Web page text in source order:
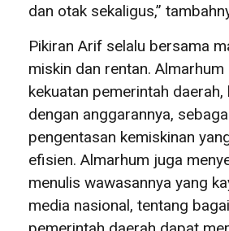
dan otak sekaligus,”
Pikiran Arif selalu bersama
miskin dan rentan. Almarhum
kekuatan pemerintah daerah,
dengan anggarannya,
pengentasan kemiskinan
efisien. Almarhum juga
menulis wawasannya yang
media nasional, tentang